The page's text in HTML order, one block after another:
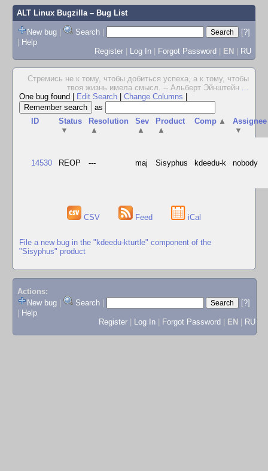
ALT Linux Bugzilla– Bug List
New bug | Search |
[?]
| Help
Register | Log In | Forgot Password | EN | RU
Стремись не к тому, чтобы добиться успеха, а к тому, чтобы
твоя жизнь имела смысл. -- Альберт Эйнштейн ...
One bug found
Edit Search Change Columns
as
ID
Status
▼
Resolution
▲
Sev
▲
Product
▲
Comp ▲
Assignee
▼
14530 REOP --- maj Sisyphus kdeedu-k nobody
CSV Feed iCal
File a new bug in the "kdeedu-kturtle" component of the
"Sisyphus" product
Actions:
New bug
Search
[?]
Help
Register
Log In Forgot Password EN RU